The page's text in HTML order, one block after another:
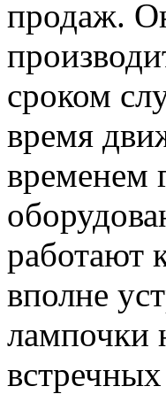
продаж.
сроком
время
временем
работают
вполне
лампочки